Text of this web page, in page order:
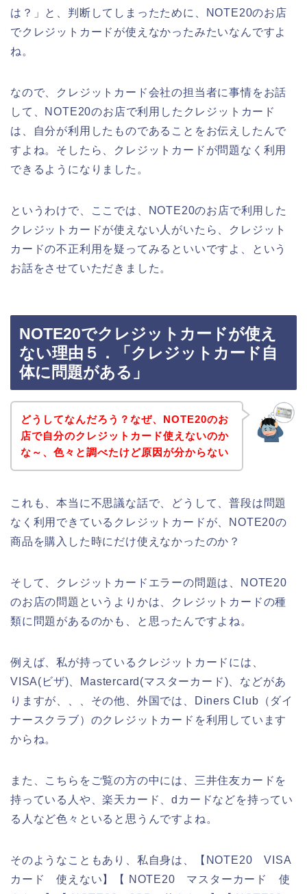
は？」と、判断してしまったために、NOTE20のお店
でクレジットカードが使えなかったみたいなんですよ
ね。
なので、クレジットカード会社の担当者に事情をお話
して、NOTE20のお店で利用したクレジットカード
は、自分が利用したものであることをお伝えしたんで
すよね。そしたら、クレジットカードが問題なく利用
できるようになりました。
というわけで、ここでは、NOTE20のお店で利用した
クレジットカードが使えない人がいたら、クレジット
カードの不正利用を疑ってみるといいですよ、という
お話をさせていただきました。
NOTE20でクレジットカードが使え
ない理由５．「クレジットカード自
体に問題がある」
どうしてなんだろう？なぜ、NOTE20のお
店で自分のクレジットカード使えないのか
な～、色々と調べたけど原因が分からない
これも、本当に不思議な話で、どうして、普段は問題
なく利用できているクレジットカードが、NOTE20の
商品を購入した時にだけ使えなかったのか？
そして、クレジットカードエラーの問題は、NOTE20
のお店の問題というよりかは、クレジットカードの種
類に問題があるのかも、と思ったんですよね。
例えば、私が持っているクレジットカードには、
VISA(ビザ)、Mastercard(マスターカード)、などがあ
りますが、、、その他、外国では、Diners Club（ダイ
ナースクラブ）のクレジットカードを利用しています
からね。
また、こちらをご覧の方の中には、三井住友カードを
持っている人や、楽天カード、dカードなどを持ってい
る人など色々といると思うんですよね。
そのようなこともあり、私自身は、【NOTE20 VISA
カード 使えない】【 NOTE20 マスターカード 使